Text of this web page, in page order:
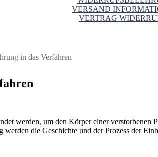
VERSAND
VERTRAG
in das Verfahren
werden, um den Körper einer verstorbenen
die Geschichte und der Prozess der